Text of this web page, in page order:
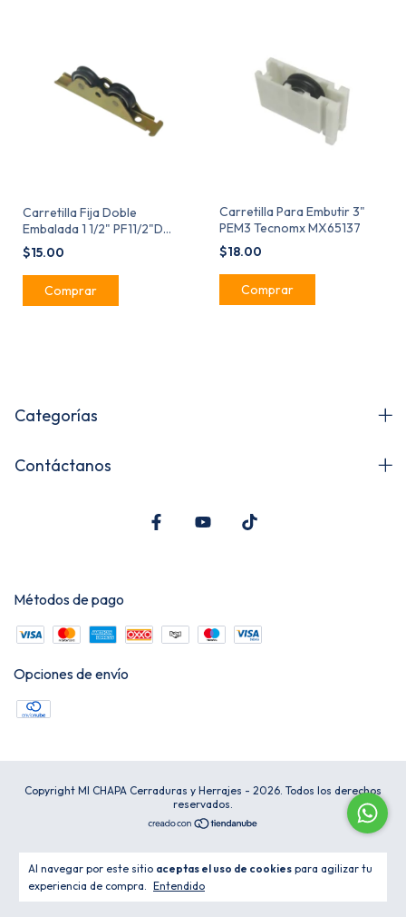
Al navegar por este sitio aceptas el uso de cookies para agilizar tu
experiencia de compra. Entendido
Carretilla Fija Doble
Embalada 1 1/2" PF11/2"D
Tecnomx 65144
$15.00
Carretilla Para Embutir 3"
PEM3 Tecnomx MX65137
$18.00
Categorías
Contáctanos
Métodos de pago
Opciones de envío
Copyright MI CHAPA Cerraduras y Herrajes - 2026. Todos los derechos
reservados.